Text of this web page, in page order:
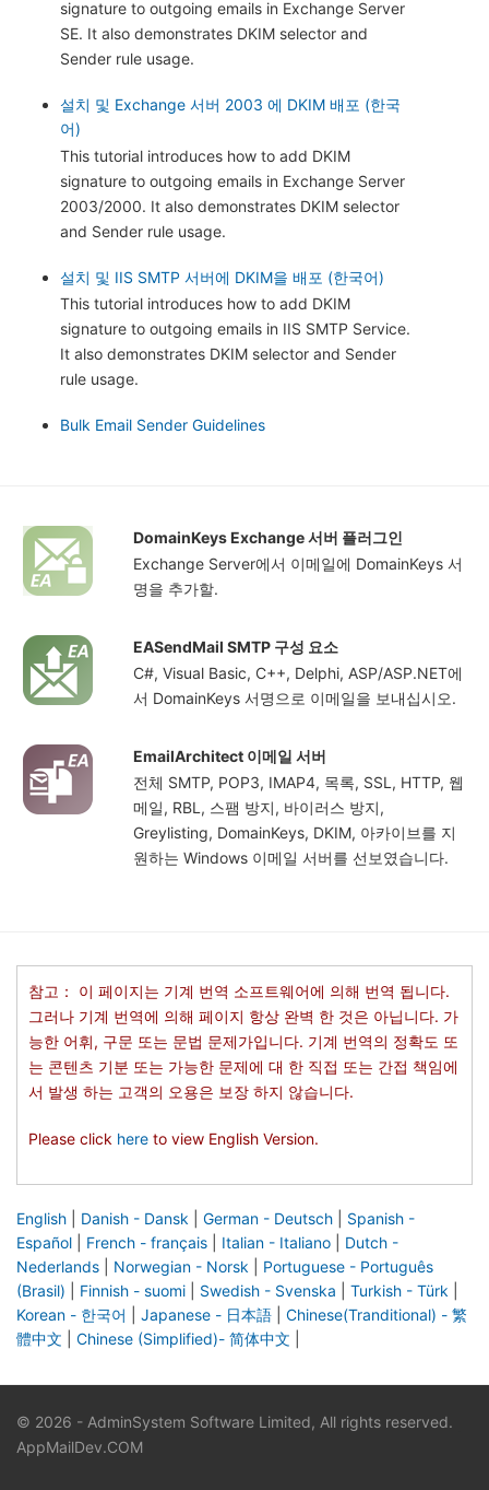
signature to outgoing emails in Exchange Server
SE. It also demonstrates DKIM selector and
Sender rule usage.
설치 및 Exchange 서버 2003 에 DKIM 배포 (한국
어)
This tutorial introduces how to add DKIM
signature to outgoing emails in Exchange Server
2003/2000. It also demonstrates DKIM selector
and Sender rule usage.
설치 및 IIS SMTP 서버에 DKIM을 배포 (한국어)
This tutorial introduces how to add DKIM
signature to outgoing emails in IIS SMTP Service.
It also demonstrates DKIM selector and Sender
rule usage.
Bulk Email Sender Guidelines
DomainKeys Exchange 서버 플러그인
Exchange Server에서 이메일에 DomainKeys 서
명을 추가할.
EASendMail SMTP 구성 요소
C#, Visual Basic, C++, Delphi, ASP/ASP.NET에
서 DomainKeys 서명으로 이메일을 보내십시오.
EmailArchitect 이메일 서버
전체 SMTP, POP3, IMAP4, 목록, SSL, HTTP, 웹
메일, RBL, 스팸 방지, 바이러스 방지,
Greylisting, DomainKeys, DKIM, 아카이브를 지
원하는 Windows 이메일 서버를 선보였습니다.
참고： 이 페이지는 기계 번역 소프트웨어에 의해 번역 됩니다.
그러나 기계 번역에 의해 페이지 항상 완벽 한 것은 아닙니다. 가
능한 어휘, 구문 또는 문법 문제가입니다. 기계 번역의 정확도 또
는 콘텐츠 기분 또는 가능한 문제에 대 한 직접 또는 간접 책임에
서 발생 하는 고객의 오용은 보장 하지 않습니다.
Please click here to view English Version.
English Danish - Dansk German - Deutsch
Spanish -
Español
French - français Italian - Italiano
Dutch -
Nederlands
Norwegian - Norsk
Portuguese - Português
(Brasil)
Finnish - suomi Swedish - Svenska Turkish - Türk
Korean - 한국어
Japanese - 日本語
Chinese(Tranditional) - 繁
體中文
Chinese (Simplified)- 简体中文
© 2026 - AdminSystem Software Limited, All rights reserved.
AppMailDev.COM